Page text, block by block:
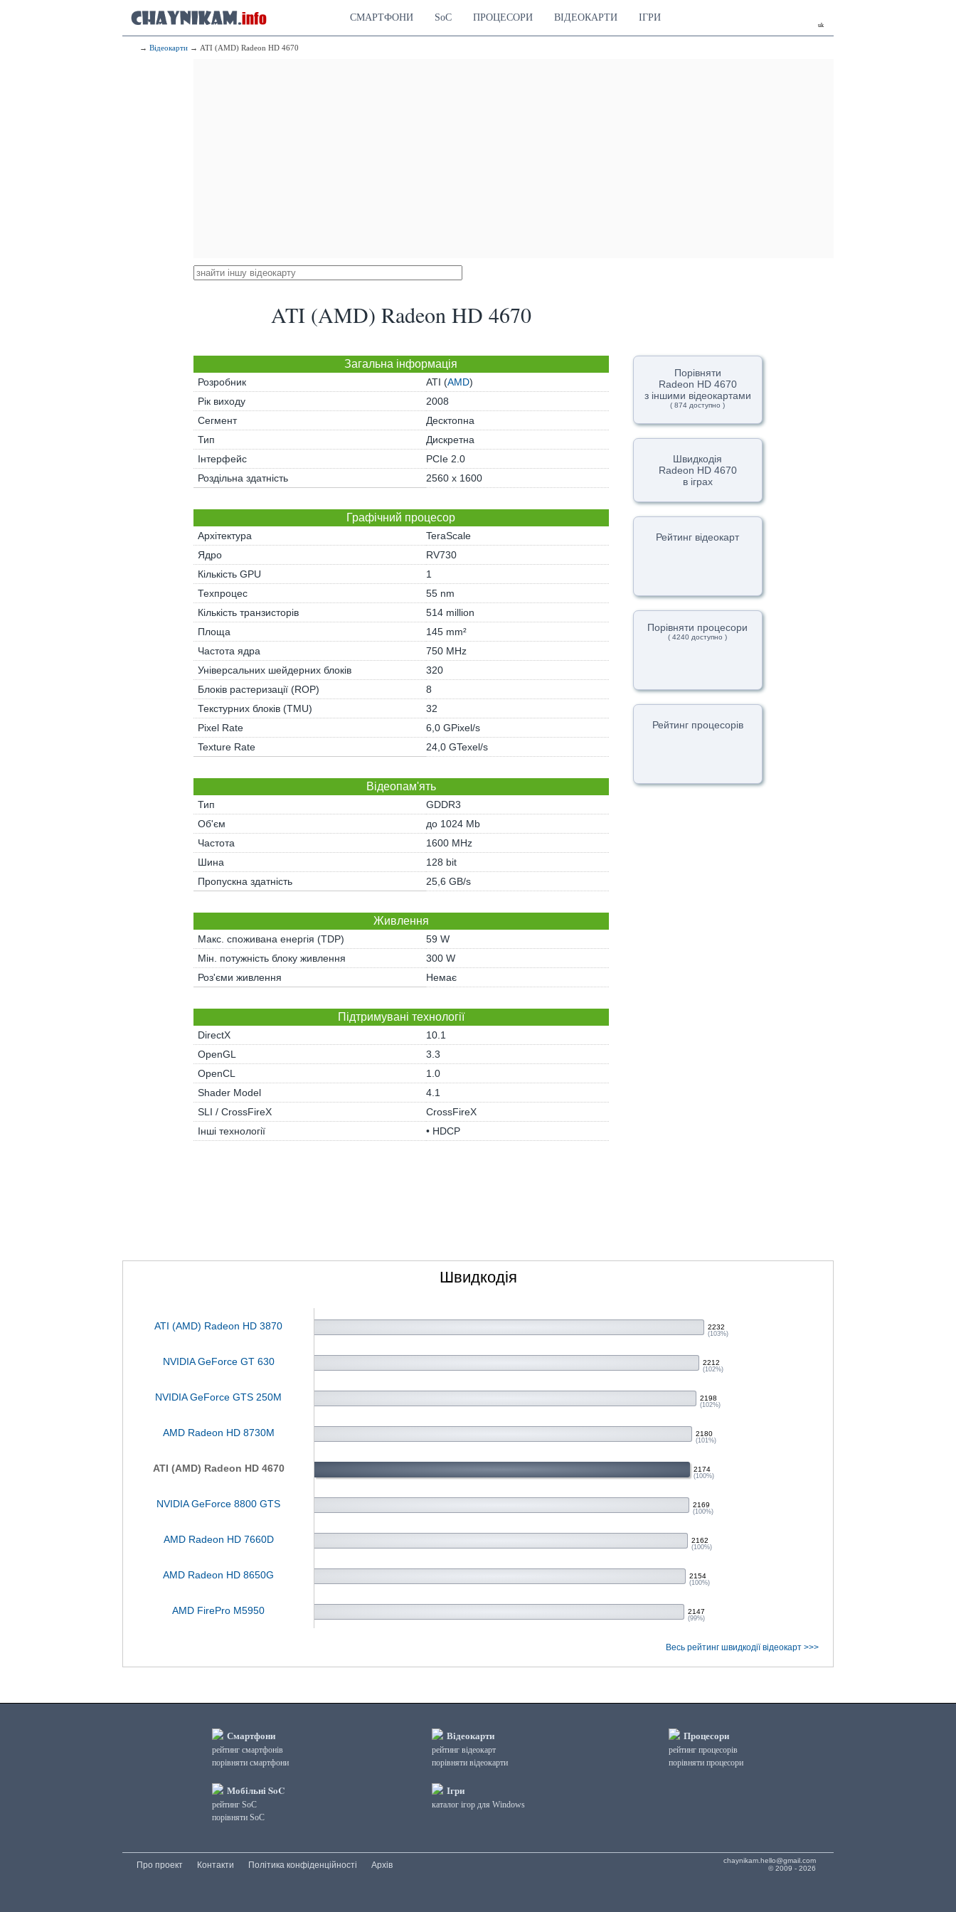
uk
СМАРТФОНИ SoC ПРОЦЕСОРИ ВІДЕОКАРТИ ІГРИ
→ Відеокарти → ATI (AMD) Radeon HD 4670
ATI (AMD) Radeon HD 4670
Загальна інформація
Розробник ATI (AMD)
Рік виходу
2008
Сегмент
Десктопна
Тип
Дискретна
Інтерфейс
PCIe 2.0
Роздільна здатність
2560 x 1600
Графічний процесор
Архітектура
TeraScale
Ядро
RV730
Кількість GPU
1
Техпроцес
55 nm
Кількість транзисторів
514 million
Площа
145 mm²
Частота ядра
750 MHz
Універсальних шейдерних блоків
320
Блоків растеризації (ROP)
8
Текстурних блоків (TMU)
32
Pixel Rate
6,0 GPixel/s
Texture Rate
24,0 GTexel/s
Відеопам'ять
Тип
GDDR3
Об'єм
до 1024 Mb
Частота
1600 MHz
Шина
128 bit
Пропускна здатність
25,6 GB/s
Живлення
Макс. споживана енергія (TDP)
59 W
Мін. потужність блоку живлення
300 W
Роз'єми живлення
Немає
Підтримувані технології
DirectX
10.1
OpenGL
3.3
OpenCL
1.0
Shader Model
4.1
SLI / CrossFireX
CrossFireX
Інші технології
• HDCP
Порівняти
Radeon HD 4670
з іншими відеокартами
( 874 доступно )
Швидкодія
Radeon HD 4670
в іграх
Рейтинг відеокарт
Порівняти процесори
( 4240 доступно )
Рейтинг процесорів
Швидкодія
ATI (AMD) Radeon HD 3870 2232
(103%)
NVIDIA GeForce GT 630 2212
(102%)
NVIDIA GeForce GTS 250M 2198
(102%)
AMD Radeon HD 8730M 2180
(101%)
ATI (AMD) Radeon HD 4670 2174
(100%)
NVIDIA GeForce 8800 GTS 2169
(100%)
AMD Radeon HD 7660D 2162
(100%)
AMD Radeon HD 8650G 2154
(100%)
AMD FirePro M5950 2147
(99%)
Весь рейтинг швидкодії відеокарт >>>
Смартфони
рейтинг смартфонів
порівняти смартфони
Мобільні SoC
рейтинг SoC
порівняти SoC
Відеокарти
рейтинг відеокарт
порівняти відеокарти
Ігри
каталог ігор для Windows
Процесори
рейтинг процесорів
порівняти процесори
chaynikam.hello@gmail.com
© 2009 - 2026
Про проект Контакти Політика конфіденційності Архів